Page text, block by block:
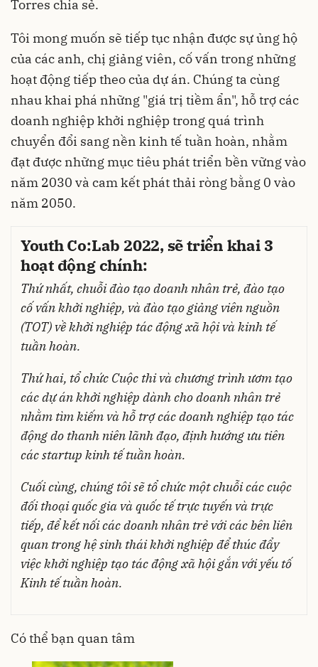
Torres chia sẻ.
Tôi mong muốn sẽ tiếp tục nhận được sự ủng hộ
của các anh, chị giảng viên, cố vấn trong những
hoạt động tiếp theo của dự án. Chúng ta cùng
nhau khai phá những "giá trị tiềm ẩn", hỗ trợ các
doanh nghiệp khởi nghiệp trong quá trình
chuyển đổi sang nền kinh tế tuần hoàn, nhằm
đạt được những mục tiêu phát triển bền vững vào
năm 2030 và cam kết phát thải ròng bằng 0 vào
năm 2050.
Youth Co:Lab 2022, sẽ triển khai 3
hoạt động chính:
Thứ nhất, chuỗi đào tạo doanh nhân trẻ, đào tạo
cố vấn khởi nghiệp, và đào tạo giảng viên nguồn
(TOT) về khởi nghiệp tác động xã hội và kinh tế
tuần hoàn.
Thứ hai, tổ chức Cuộc thi và chương trình ươm tạo
các dự án khởi nghiệp dành cho doanh nhân trẻ
nhằm tìm kiếm và hỗ trợ các doanh nghiệp tạo tác
động do thanh niên lãnh đạo, định hướng ưu tiên
các startup kinh tế tuần hoàn.
Cuối cùng, chúng tôi sẽ tổ chức một chuỗi các cuộc
đối thoại quốc gia và quốc tế trực tuyến và trực
tiếp, để kết nối các doanh nhân trẻ với các bên liên
quan trong hệ sinh thái khởi nghiệp để thúc đẩy
việc khởi nghiệp tạo tác động xã hội gắn với yếu tố
Kinh tế tuần hoàn.
Có thể bạn quan tâm